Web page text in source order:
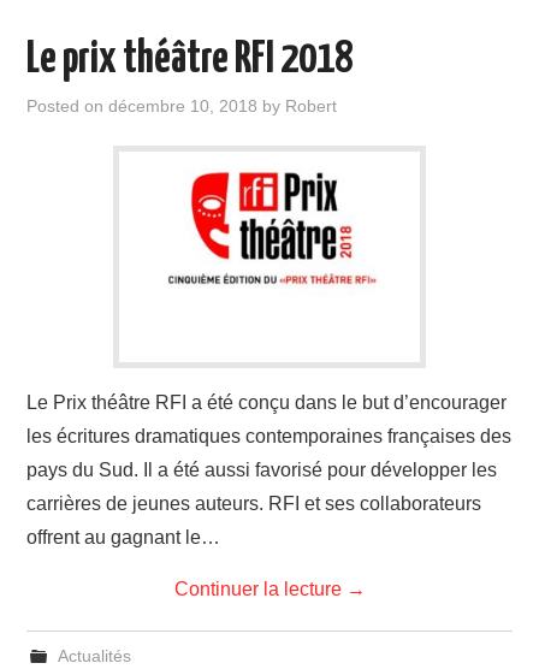
Le prix théâtre RFI 2018
Posted ondécembre 10, 2018 by Robert
Le Prix théâtre RFI a été conçu dans le but d’encourager
les écritures dramatiques contemporaines françaises des
pays du Sud. Il a été aussi favorisé pour développer les
carrières de jeunes auteurs. RFI et ses collaborateurs
offrent au gagnant le…
Continuer la lecture →
Actualités